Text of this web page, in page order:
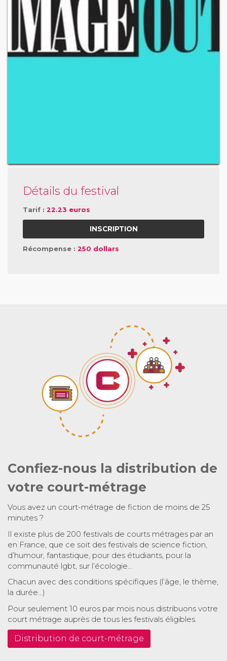
Détails du festival
Tarif : 22.23 euros
INSCRIPTION
Récompense : 250 dollars
Confiez-nous la distribution de
votre court-métrage
Vous avez un court-métrage de fiction de moins de 25
minutes ?
Il existe plus de 200 festivals de courts métrages par an
en France, que ce soit des festivals de science fiction,
d’humour, fantastique, pour des étudiants, pour la
communauté lgbt, sur l’écologie…
Chacun avec des conditions spécifiques (l’âge, le thème,
la durée…)
Pour seulement 10 euros par mois nous distribuons votre
court métrage auprès de tous les festivals éligibles.
Distribution de court-métrage